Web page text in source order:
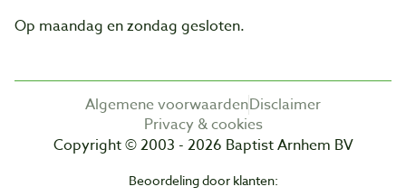
Op maandag en zondag gesloten.
Algemene voorwaardenDisclaimer
Privacy & cookies
Copyright © 2003 - 2026 Baptist Arnhem BV
Beoordeling door klanten: